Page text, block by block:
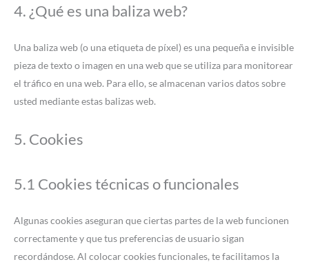
4. ¿Qué es una baliza web?
Una baliza web (o una etiqueta de píxel) es una pequeña e invisible
pieza de texto o imagen en una web que se utiliza para monitorear
el tráfico en una web. Para ello, se almacenan varios datos sobre
usted mediante estas balizas web.
5. Cookies
5.1 Cookies técnicas o funcionales
Algunas cookies aseguran que ciertas partes de la web funcionen
correctamente y que tus preferencias de usuario sigan
recordándose. Al colocar cookies funcionales, te facilitamos la